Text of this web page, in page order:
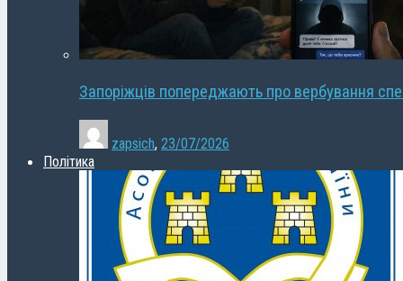
Запоріжців попереджають про вербування
zapsich, 23/07/2026
Політика